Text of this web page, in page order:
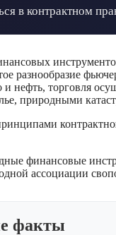
в контрактном
разнообразие
и нефть, торговля
природными
финансовые
ассоциации
факты